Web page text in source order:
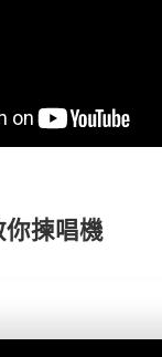
揀唱機